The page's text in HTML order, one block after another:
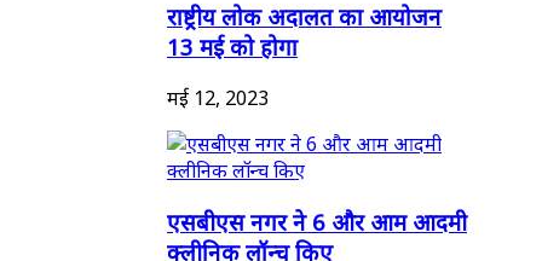
राष्ट्रीय लोक अदालत का आयोजन
13 मई को होगा
मई 12, 2023
एसबीएस नगर ने 6 और आम आदमी
क्लीनिक लॉन्च किए